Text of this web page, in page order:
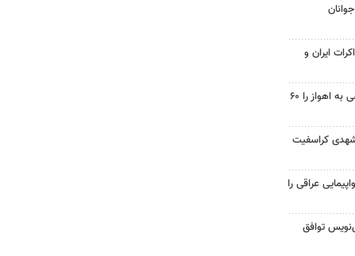
ایران و
احداث پل مسیر خسرج دسترسی به اهواز را ۶۰
کراسفیت
عراقی را
توافق